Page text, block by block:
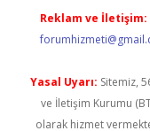
Reklam ve İletişim:
Yasal Uyarı: Sitemiz,
ve İletişim Kurumu
olarak hizmet